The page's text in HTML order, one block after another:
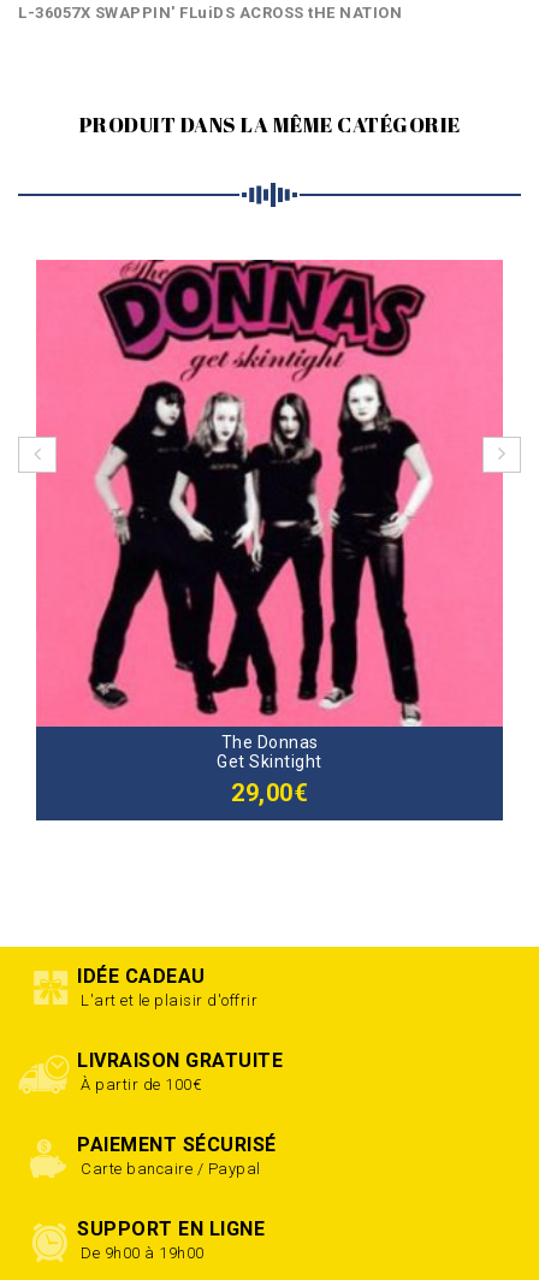
L-36057X SWAPPIN' FLuiDS ACROSS tHE NATION
PRODUIT DANS LA MÊME CATÉGORIE
The Donnas
Get Skintight
29,00€
IDÉE CADEAU
L'art et le plaisir d'offrir
LIVRAISON GRATUITE
À partir de 100€
PAIEMENT SÉCURISÉ
Carte bancaire / Paypal
SUPPORT EN LIGNE
De 9h00 à 19h00